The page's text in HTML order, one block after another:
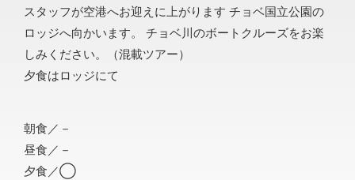
スタッフが空港へお迎えに上がります チョベ国立公園の
ロッジへ向かいます。 チョベ川のボートクルーズをお楽
しみください。（混載ツアー）
夕食はロッジにて
朝食／－
昼食／－
夕食／◯